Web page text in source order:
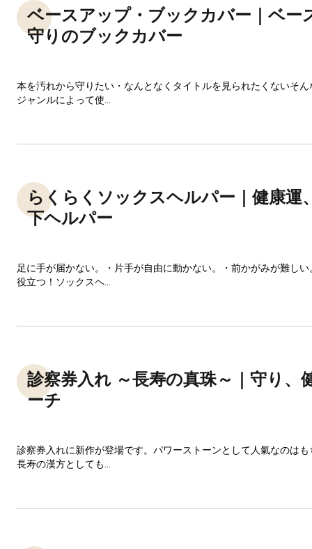
ベースアップ・ブックカバー｜ベー
守りのブックカバー
本を汚れから守りたい・なんとなくタイトルを見られたくないそ
ジャンルによって使...
らくらくソックスヘルパー｜健康運
下ヘルパー
足に手が届かない。・片手が自由に動かない。・前かがみが難し
役立つ！ソックスヘ...
診察券入れ ～長寿の真珠～｜守り、
ーチ
診察券入れに新作が登場です。パワーストーンとして人氣なのは
長寿の漢方としても...